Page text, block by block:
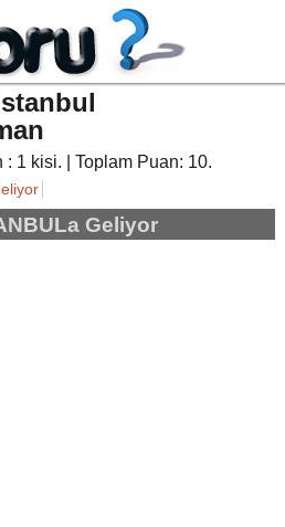
: 1 kisi. | Toplam Puan: 10.
Geliyor